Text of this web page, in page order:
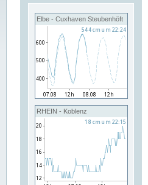
Elbe - Cuxhaven Steubenhöft
RHEIN - Koblenz